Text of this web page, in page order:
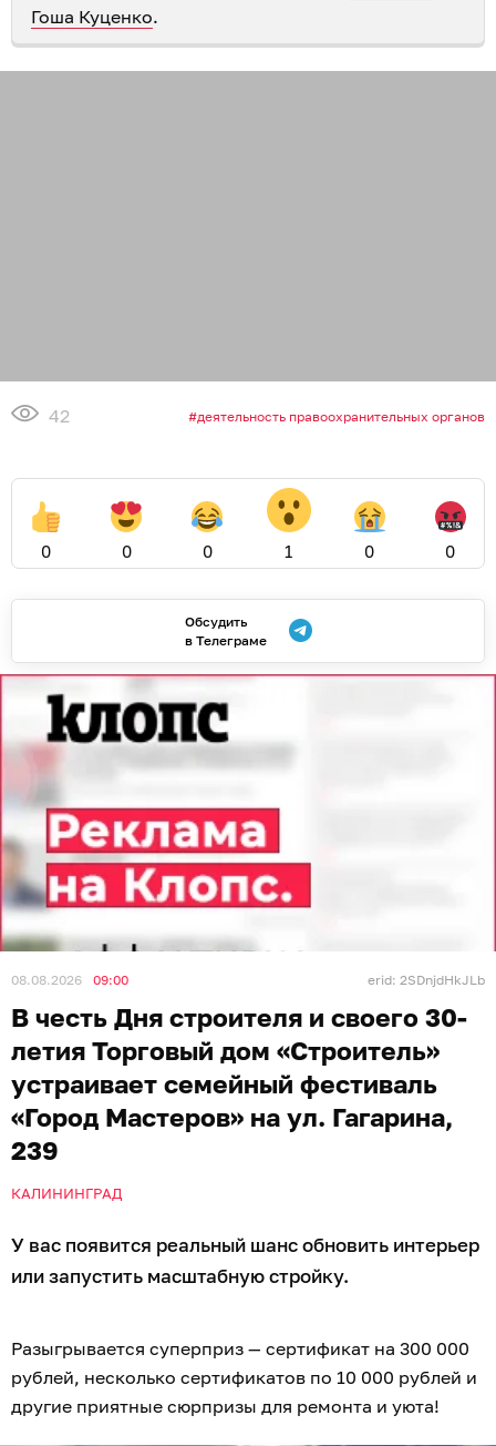
Гоша Куценко.
42 деятельность правоохранительных органов
0 0 0 1 0 0
Обсудить
в Телеграме
08.08.2026 09:00 erid: 2SDnjdHkJLb
В честь Дня строителя и своего 30-
летия Торговый дом «Строитель»
устраивает семейный фестиваль
«Город Мастеров» на ул. Гагарина,
239
КАЛИНИНГРАД
У вас появится реальный шанс обновить интерьер
или запустить масштабную стройку.
Разыгрывается суперприз — сертификат на 300 000
рублей, несколько сертификатов по 10 000 рублей и
другие приятные сюрпризы для ремонта и уюта!